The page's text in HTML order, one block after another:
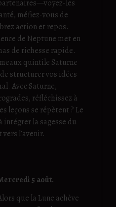
les
méfiez-vous de
action et repos.
de Neptune met en
de richesse rapide.
quintile Saturne
structurer vos idées
Avec Saturne,
réfléchissez à
leçons se répètent ? Le
intégrer la sagesse du
l’avenir.
5 août.
que la Lune achève